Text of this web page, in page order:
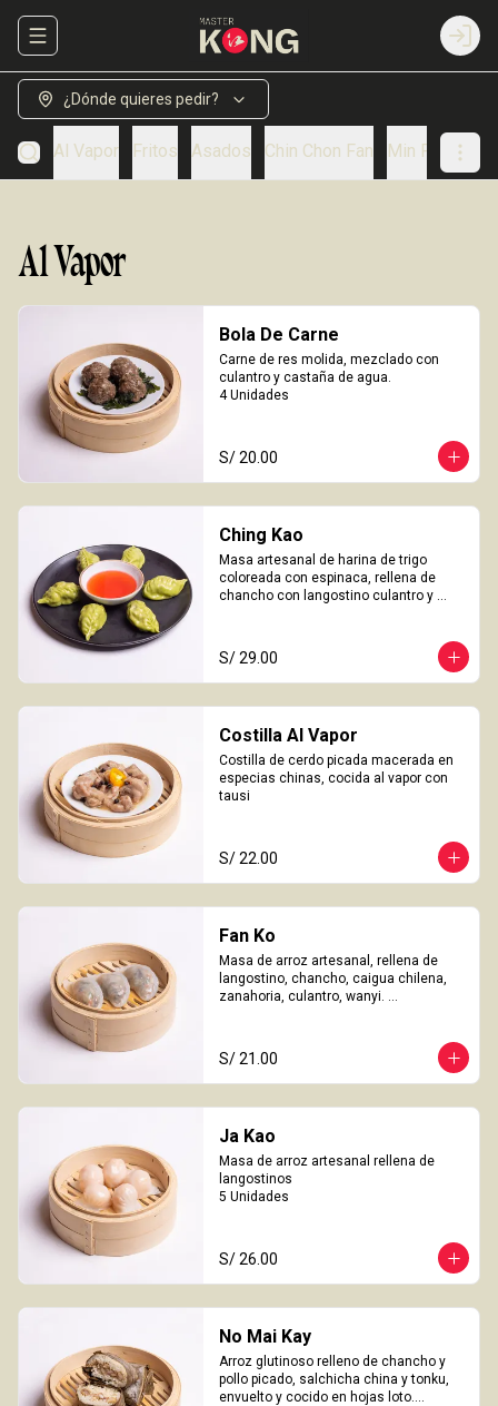
Abrir menu de navegación Login
¿Dónde quieres pedir?
Al Vapor Fritos Asados Chin Chon Fan Min Paos
Al Vapor
Bola De Carne
Carne de res molida, mezclado con
culantro y castaña de agua.
4 Unidades
S/ 20.00
Ching Kao
Masa artesanal de harina de trigo
coloreada con espinaca, rellena de
chancho con langostino culantro y
S/ 29.00
Costilla Al Vapor
Costilla de cerdo picada macerada en
especias chinas, cocida al vapor con
tausi
S/ 22.00
Fan Ko
Masa de arroz artesanal, rellena de
langostino, chancho, caigua chilena,
zanahoria, culantro, wanyi.
S/ 21.00
Ja Kao
Masa de arroz artesanal rellena de
langostinos
5 Unidades
S/ 26.00
No Mai Kay
Arroz glutinoso relleno de chancho y
pollo picado, salchicha china y tonku,
envuelto y cocido en hojas loto.